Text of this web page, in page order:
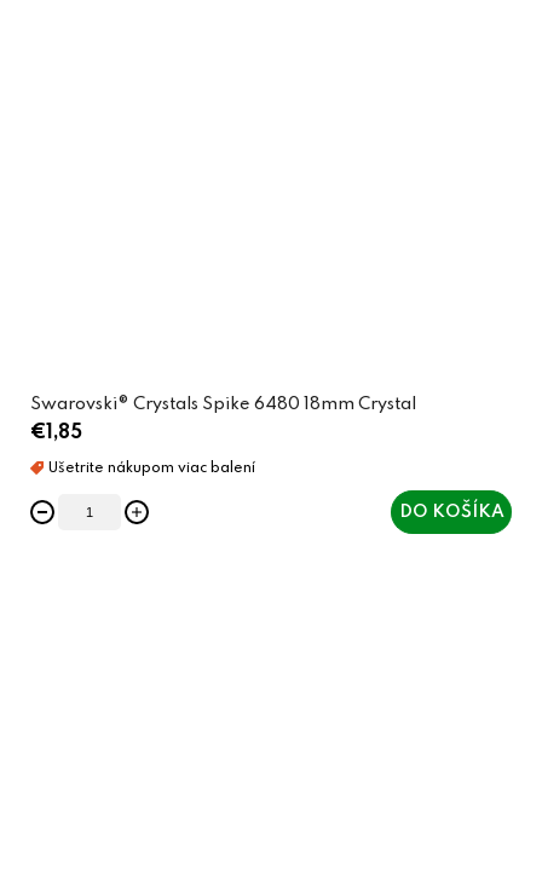
Swarovski® Crystals Spike 6480 18mm Crystal
€1,85
DO KOŠÍKA